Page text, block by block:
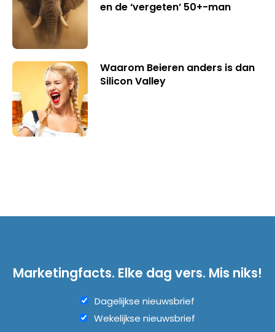
en de ‘vergeten’ 50+-man
Waarom Beieren anders is dan
Silicon Valley
Marketingfacts. Elke dag vers. Mis niks!
Dagelijkse nieuwsbrief
Wekelijkse nieuwsbrief